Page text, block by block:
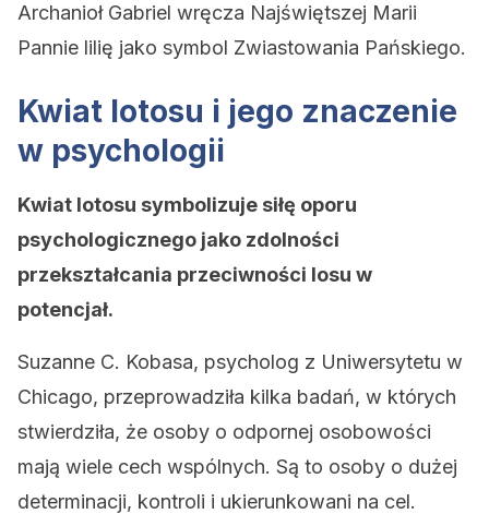
Archanioł Gabriel wręcza Najświętszej Marii
Pannie lilię jako symbol Zwiastowania Pańskiego.
Kwiat lotosu i jego znaczenie
w psychologii
Kwiat lotosu symbolizuje siłę oporu
psychologicznego jako zdolności
przekształcania przeciwności losu w
potencjał.
Suzanne C. Kobasa, psycholog z Uniwersytetu w
Chicago, przeprowadziła kilka badań, w których
stwierdziła, że ​​osoby o odpornej osobowości
mają wiele cech wspólnych. Są to osoby o dużej
determinacji, kontroli i ukierunkowani na cel.